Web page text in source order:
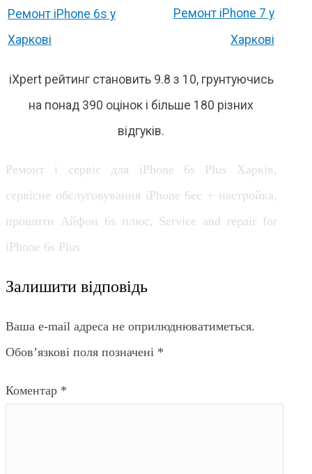
Ремонт iPhone 6s у
Харкові
Ремонт iPhone 7 у
Харкові
iXpert рейтинг становить 9.8 з 10, грунтуючись
на понад 390 оцінок і більше 180 різних
відгуків.
Ремонт і сервіс для iPhone 6s Plus Харків,
сервісне обслуговування iPhone 6ес + настройка,
прошити Айфон 6s плюс, Service and repair for
iPhone 6s Plus
Залишити відповідь
Ваша e-mail адреса не оприлюднюватиметься.
Обов’язкові поля позначені *
Коментар *